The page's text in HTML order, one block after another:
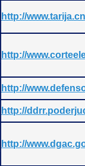
http://
http://
http://
http://
http://